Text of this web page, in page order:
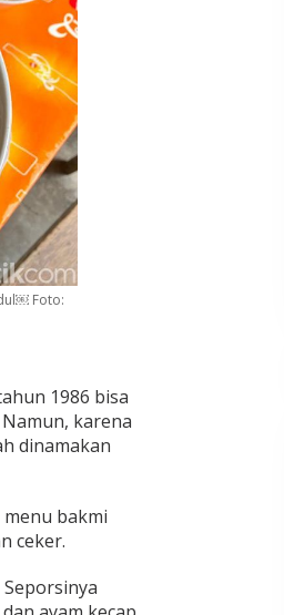
Foto:
1986 bisa
karena
dinamakan
bakmi
ceker.